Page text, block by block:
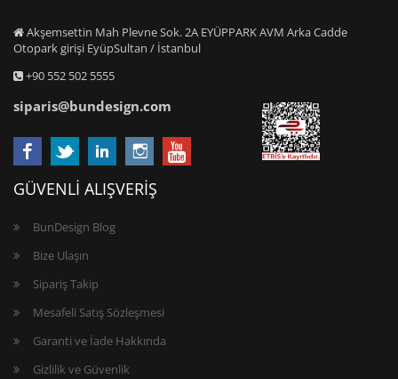
Akşemsettin Mah Plevne Sok. 2A EYÜPPARK AVM Arka Cadde
Otopark girişi EyüpSultan / İstanbul
+90 552 502 5555
siparis@bundesign.com
GÜVENLİ ALIŞVERİŞ
BunDesign Blog
Bize Ulaşın
Sipariş Takip
Mesafeli Satış Sözleşmesi
Garanti ve İade Hakkında
Gizlilik ve Güvenlik